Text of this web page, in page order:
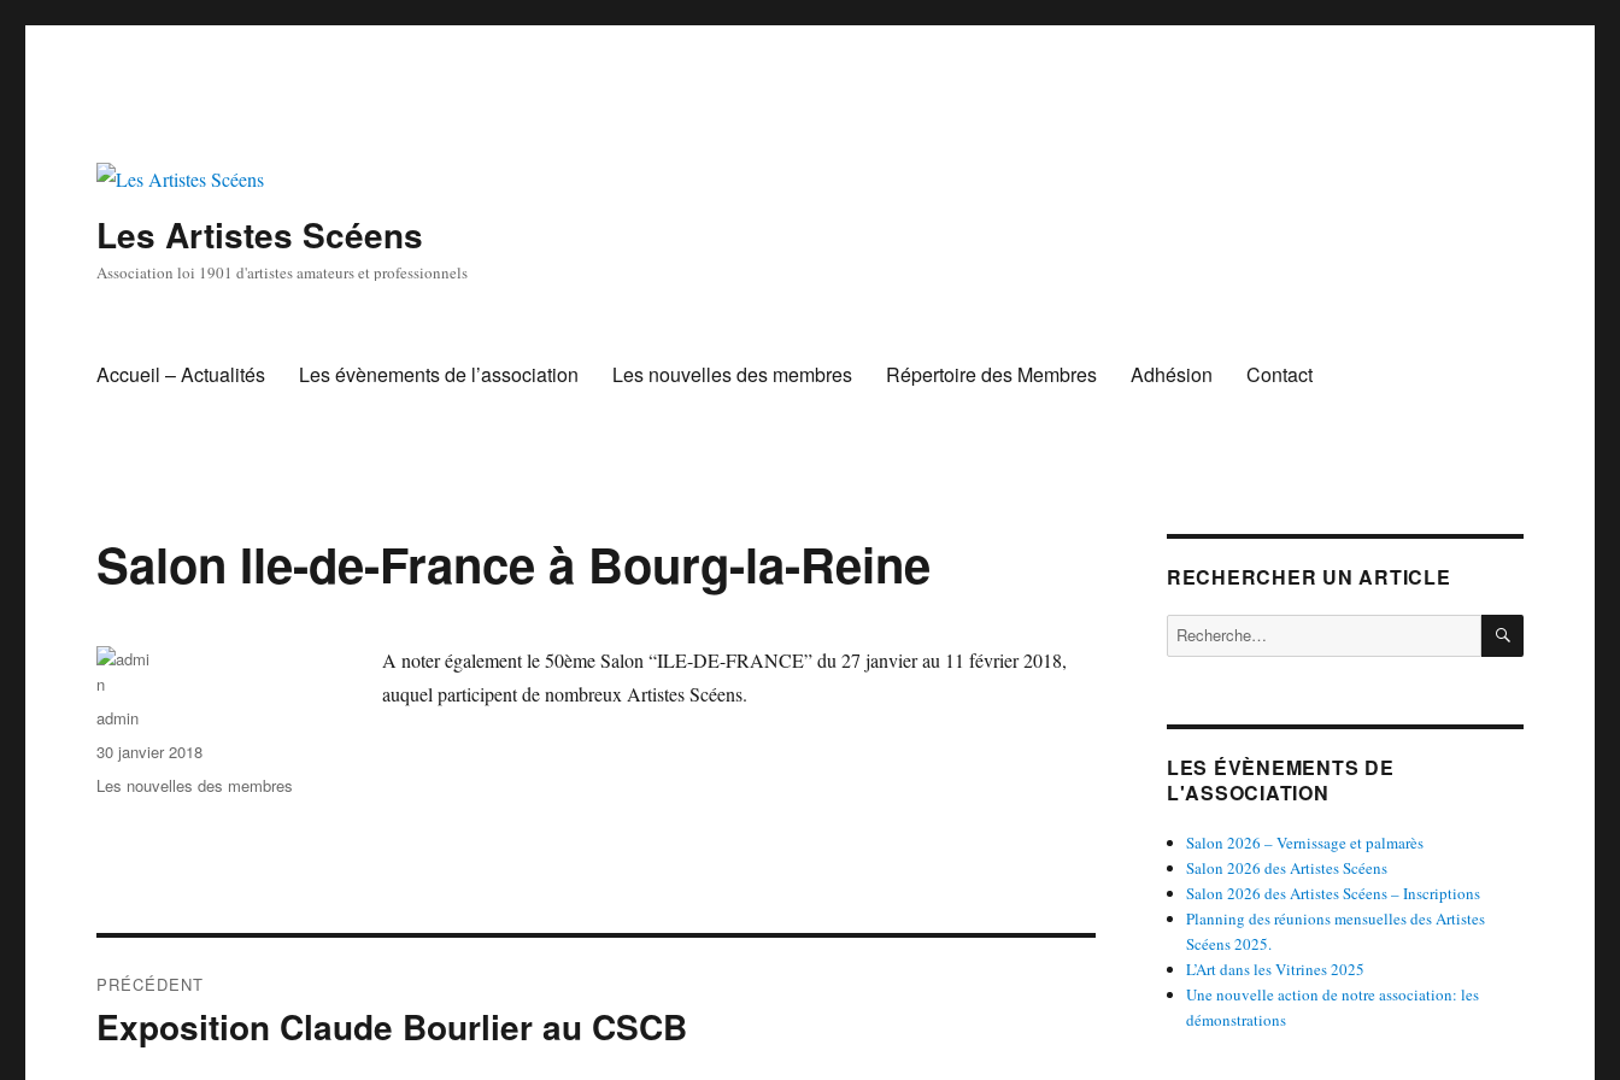
Les Artistes Scéens
Association loi 1901 d'artistes amateurs et professionnels
Accueil – Actualités Les évènements de l’association Les nouvelles des membres Répertoire des Membres Adhésion Contact
Salon Ile-de-France à Bourg-la-Reine
A noter également le 50ème Salon “ILE-DE-FRANCE” du 27 janvier au 11 février 2018,
auquel participent de nombreux Artistes Scéens.
Auteur
admin
Publié
le
30 janvier 2018
Catégories
Les nouvelles des membres
de
PRÉCÉDENT
Publication
précédente :
Exposition Claude Bourlier au CSCB
RECHERCHER UN ARTICLE
Recherche
pour :
LES ÉVÈNEMENTS DE
L'ASSOCIATION
Salon 2026 – Vernissage et palmarès
Salon 2026 des Artistes Scéens
Salon 2026 des Artistes Scéens – Inscriptions
Planning des réunions mensuelles des Artistes
Scéens 2025.
L’Art dans les Vitrines 2025
Une nouvelle action de notre association: les
démonstrations